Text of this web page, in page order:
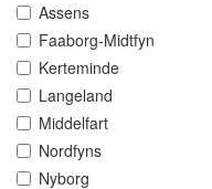
Assens
Faaborg-Midtfyn
Kerteminde
Langeland
Middelfart
Nordfyns
Nyborg